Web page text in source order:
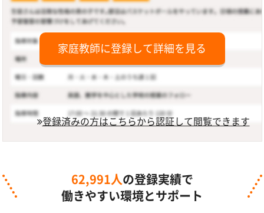
家庭教師に登録して詳細を見る
登録済みの方はこちらから認証して閲覧できます
62,991人 の登録実績で
働きやすい環境とサポート